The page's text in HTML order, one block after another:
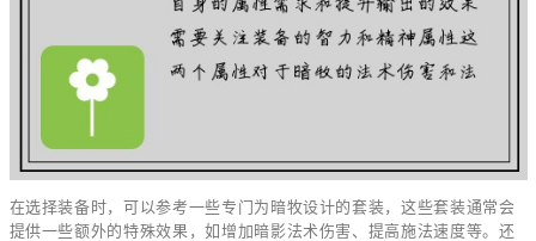
在选择装备时，可以参考一些专门为暗牧设计的套装，这些套装通常会
提供一些额外的特殊效果，如增加暗影法术伤害、提高施法速度等。还